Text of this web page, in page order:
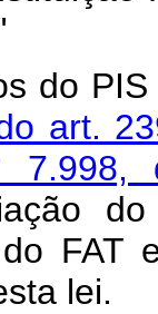
do
art.
FAT
lei.